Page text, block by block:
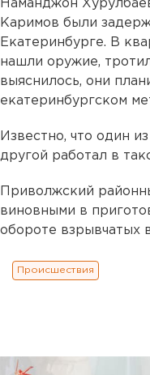
Наманджон
Каримов были
Екатеринбурге. В
нашли оружие,
выяснилось, они
екатеринбургском
Известно, что один
другой работал в
Приволжский
виновными в
обороте взрывчатых
Происшествия